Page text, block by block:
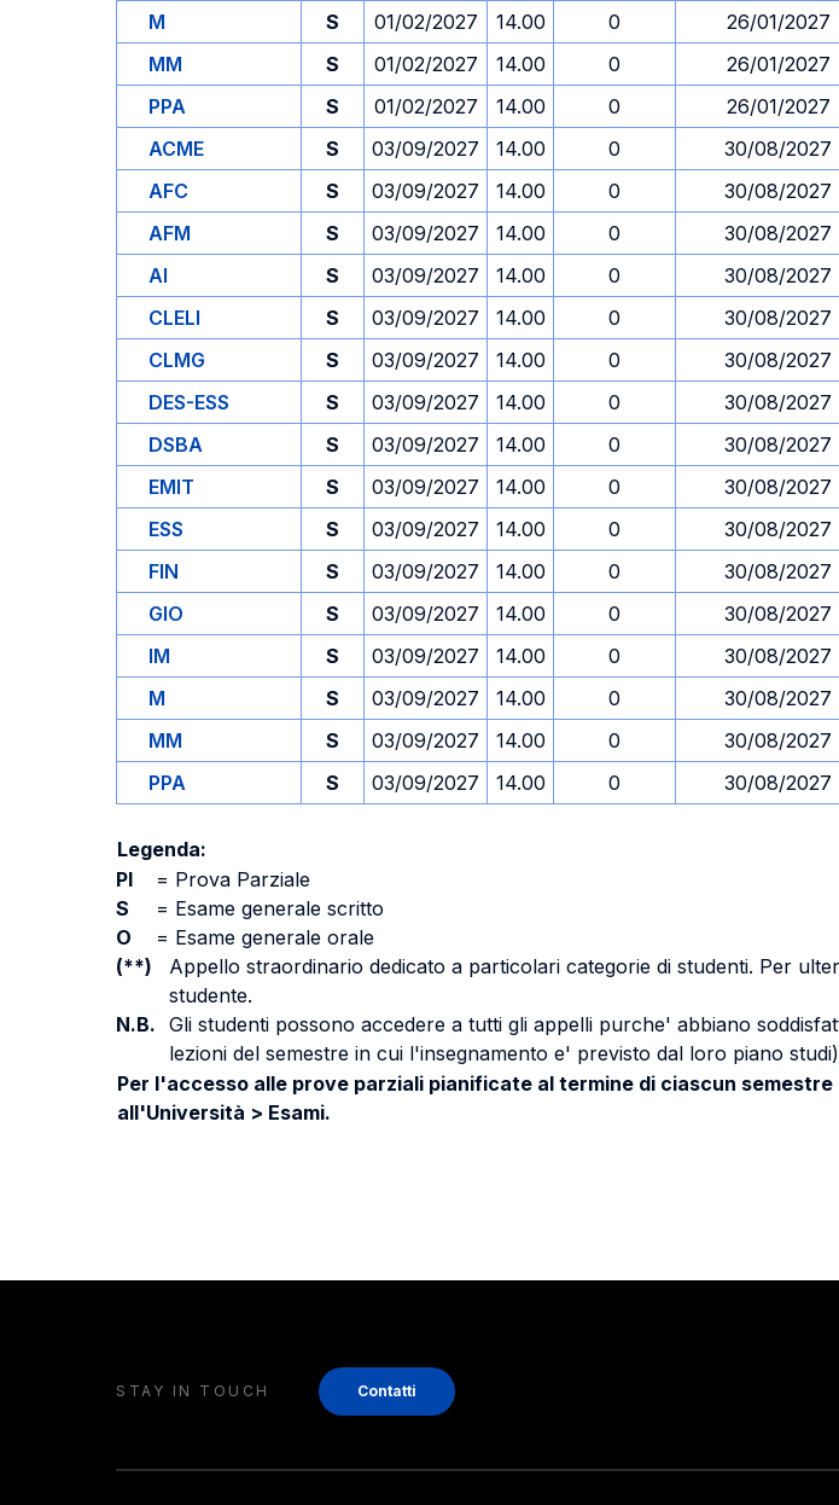
M
S 01/02/2027 14.00 0
26/01/2027
MM
S 01/02/2027 14.00 0
26/01/2027
PPA
S 01/02/2027 14.00 0
26/01/2027
ACME
S 03/09/2027 14.00 0
30/08/2027
AFC
S 03/09/2027 14.00 0
30/08/2027
AFM
S 03/09/2027 14.00 0
30/08/2027
AI
S 03/09/2027 14.00 0
30/08/2027
CLELI
S 03/09/2027 14.00 0
30/08/2027
CLMG
S 03/09/2027 14.00 0
30/08/2027
DES-ESS
S 03/09/2027 14.00 0
30/08/2027
DSBA
S 03/09/2027 14.00 0
30/08/2027
EMIT
S 03/09/2027 14.00 0
30/08/2027
ESS
S 03/09/2027 14.00 0
30/08/2027
FIN
S 03/09/2027 14.00 0
30/08/2027
GIO
S 03/09/2027 14.00 0
30/08/2027
IM
S 03/09/2027 14.00 0
30/08/2027
M
S 03/09/2027 14.00 0
30/08/2027
MM
S 03/09/2027 14.00 0
30/08/2027
PPA
S 03/09/2027 14.00 0 30/08/2027
Legenda:
PI
= Prova Parziale
S
= Esame generale scritto
O
= Esame generale orale
(**)
Appello straordinario dedicato a particolari categorie di studenti. Per
studente.
N.B. Gli studenti possono accedere a tutti gli appelli purche' abbiano
lezioni del semestre in cui l'insegnamento e' previsto dal loro piano studi)
Per l'accesso alle prove parziali pianificate al termine di ciascun
all'Università > Esami.
STAY IN TOUCH Contatti